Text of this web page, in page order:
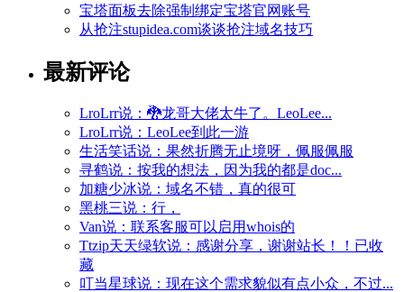
宝塔面板去除强制绑定宝塔官网账号
从抢注stupidea.com谈谈抢注域名技巧
最新评论
LroLrr说：🐉龙哥大佬太牛了。LeoLee...
LroLrr说：LeoLee到此一游
生活笑话说：果然折腾无止境呀，佩服佩服
寻鹤说：按我的想法，因为我的都是doc...
加糖少冰说：域名不错，真的很可
黑桃三说：行，
Van说：联系客服可以启用whois的
Ttzip天天绿软说：感谢分享，谢谢站长！！已收
藏
叮当星球说：现在这个需求貌似有点小众，不过...